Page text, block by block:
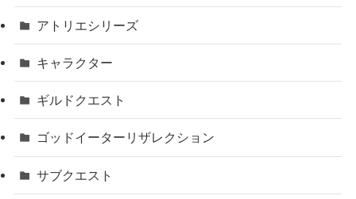
アトリエシリーズ
キャラクター
ギルドクエスト
ゴッドイーターリザレクション
サブクエスト